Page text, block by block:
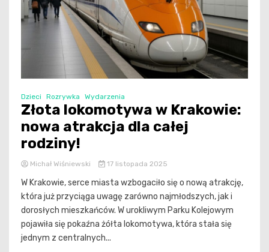
Dzieci Rozrywka Wydarzenia
Złota lokomotywa w Krakowie:
nowa atrakcja dla całej
rodziny!
Michał Wiśniewski 17 listopada 2025
W Krakowie, serce miasta wzbogaciło się o nową atrakcję,
która już przyciąga uwagę zarówno najmłodszych, jak i
dorosłych mieszkańców. W urokliwym Parku Kolejowym
pojawiła się pokaźna żółta lokomotywa, która stała się
jednym z centralnych...